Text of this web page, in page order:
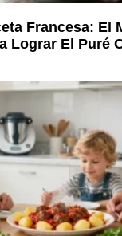
Francesa: El
Lograr El Puré